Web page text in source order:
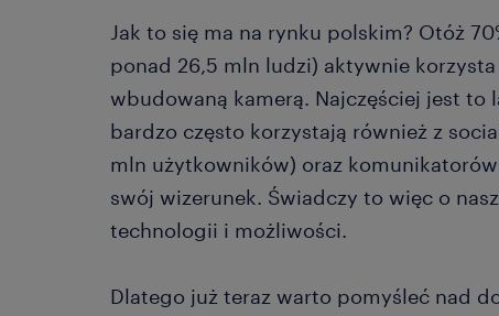
Jak to się ma na rynku polskim? Otóż
ponad 26,5 mln ludzi) aktywnie
wbudowaną kamerą. Najczęściej jest
bardzo często korzystają również z
mln użytkowników) oraz
swój wizerunek. Świadczy to więc o
technologii i możliwości.
Dlatego już teraz warto pomyśleć nad